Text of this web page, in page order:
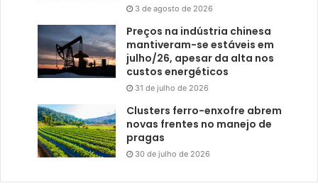
3 de agosto de 2026
Preços na indústria chinesa
mantiveram-se estáveis em
julho/26, apesar da alta nos
custos energéticos
31 de julho de 2026
Clusters ferro-enxofre abrem
novas frentes no manejo de
pragas
30 de julho de 2026